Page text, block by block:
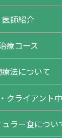
医師紹介
療コース
法について
クライアント
ラー食につい